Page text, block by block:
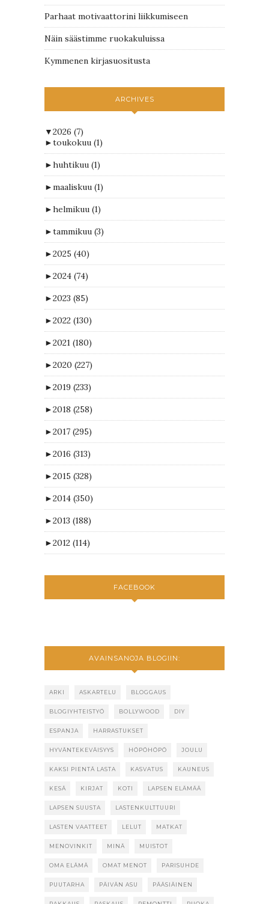
Parhaat motivaattorini liikkumiseen
Näin säästimme ruokakuluissa
Kymmenen kirjasuositusta
ARCHIVES
▼2026 (7)
►toukokuu (1)
►huhtikuu (1)
►maaliskuu (1)
►helmikuu (1)
►tammikuu (3)
►2025 (40)
►2024 (74)
►2023 (85)
►2022 (130)
►2021 (180)
►2020 (227)
►2019 (233)
►2018 (258)
►2017 (295)
►2016 (313)
►2015 (328)
►2014 (350)
►2013 (188)
►2012 (114)
FACEBOOK
AVAINSANOJA BLOGIIN:
ARKI ASKARTELU BLOGGAUS
BLOGIYHTEISTYÖ BOLLYWOOD DIY
ESPANJA HARRASTUKSET
HYVÄNTEKEVÄISYYS HÖPÖHÖPÖ JOULU
KAKSI PIENTÄ LASTA KASVATUS KAUNEUS
KESÄ KIRJAT KOTI LAPSEN ELÄMÄÄ
LAPSEN SUUSTA LASTENKULTTUURI
LASTEN VAATTEET LELUT MATKAT
MENOVINKIT MINÄ MUISTOT
OMA ELÄMÄ OMAT MENOT PARISUHDE
PUUTARHA PÄIVÄN ASU PÄÄSIÄINEN